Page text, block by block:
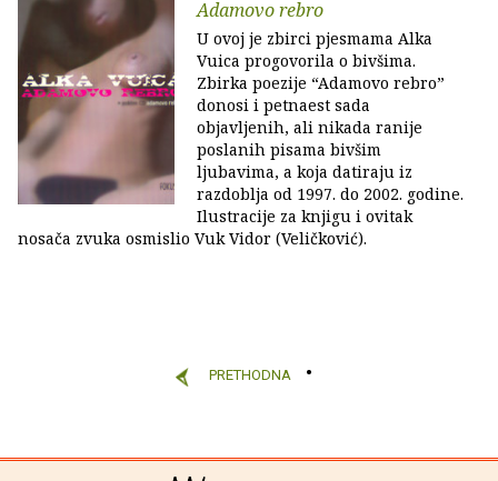
Adamovo rebro
U ovoj je zbirci pjesmama Alka
Vuica progovorila o bivšima.
Zbirka poezije “Adamovo rebro”
donosi i petnaest sada
objavljenih, ali nikada ranije
poslanih pisama bivšim
ljubavima, a koja datiraju iz
razdoblja od 1997. do 2002. godine.
Ilustracije za knjigu i ovitak
nosača zvuka osmislio Vuk Vidor (Veličković).
PRETHODNA